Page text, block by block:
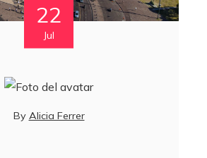
22
Jul
By Alicia Ferrer